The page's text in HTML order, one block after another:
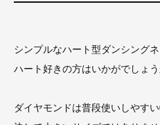
シンプルなハート型ダンシングネ
ハート好きの方はいかがでしょう
ダイヤモンドは普段使いしやすい